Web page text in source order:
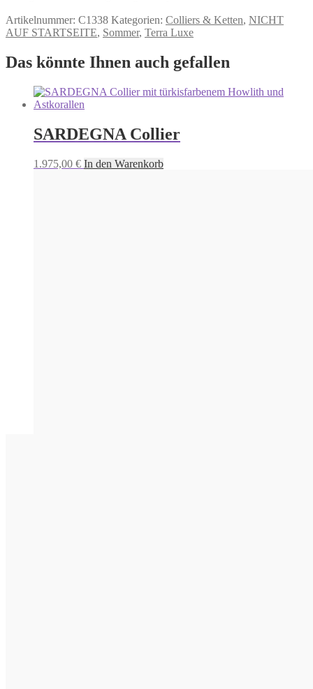
Artikelnummer: C1338 Kategorien: Colliers & Ketten, NICHT
AUF STARTSEITE, Sommer, Terra Luxe
Das könnte Ihnen auch gefallen
SARDEGNA Collier
1.975,00 € In den Warenkorb